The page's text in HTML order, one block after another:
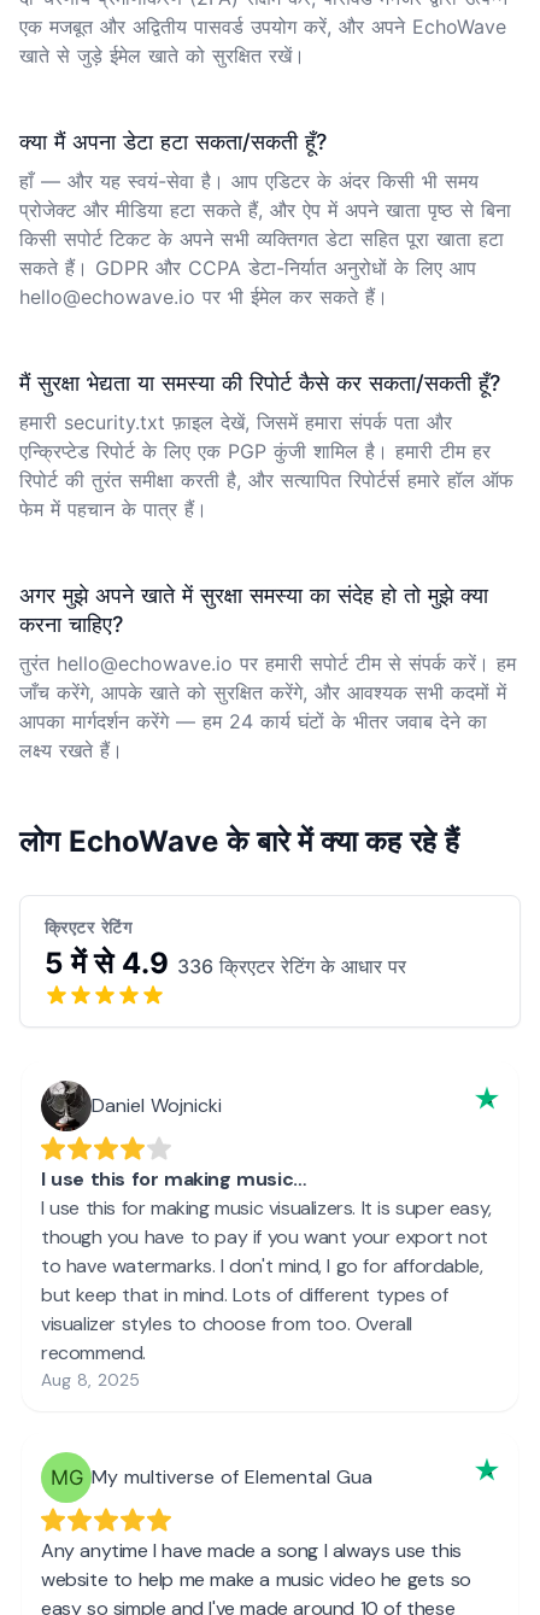
एक मजबूत और अद्वितीय पासवर्ड उपयोग करें, और अपने EchoWave
खाते से जुड़े ईमेल खाते को सुरक्षित रखें।
क्या मैं अपना डेटा हटा सकता/सकती हूँ?
हाँ — और यह स्वयं-सेवा है। आप एडिटर के अंदर किसी भी समय
प्रोजेक्ट और मीडिया हटा सकते हैं, और ऐप में अपने खाता पृष्ठ से बिना
किसी सपोर्ट टिकट के अपने सभी व्यक्तिगत डेटा सहित पूरा खाता हटा
सकते हैं। GDPR और CCPA डेटा-निर्यात अनुरोधों के लिए आप
hello@echowave.io पर भी ईमेल कर सकते हैं।
मैं सुरक्षा भेद्यता या समस्या की रिपोर्ट कैसे कर सकता/सकती हूँ?
हमारी security.txt फ़ाइल देखें, जिसमें हमारा संपर्क पता और
एन्क्रिप्टेड रिपोर्ट के लिए एक PGP कुंजी शामिल है। हमारी टीम हर
रिपोर्ट की तुरंत समीक्षा करती है, और सत्यापित रिपोर्टर्स हमारे हॉल ऑफ
फेम में पहचान के पात्र हैं।
अगर मुझे अपने खाते में सुरक्षा समस्या का संदेह हो तो मुझे क्या
करना चाहिए?
तुरंत hello@echowave.io पर हमारी सपोर्ट टीम से संपर्क करें। हम
जाँच करेंगे, आपके खाते को सुरक्षित करेंगे, और आवश्यक सभी कदमों में
आपका मार्गदर्शन करेंगे — हम 24 कार्य घंटों के भीतर जवाब देने का
लक्ष्य रखते हैं।
लोग EchoWave के बारे में क्या कह रहे हैं
क्रिएटर रेटिंग
5 में से 4.9 336 क्रिएटर रेटिंग के आधार पर